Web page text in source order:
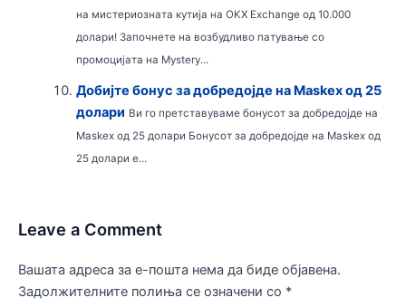
на мистериозната кутија на OKX Exchange од 10.000
долари! Започнете на возбудливо патување со
промоцијата на Mystery...
Добијте бонус за добредојде на Maskex од 25
долари Ви го претставуваме бонусот за добредојде на
Maskex од 25 долари Бонусот за добредојде на Maskex од
25 долари е...
Leave a Comment
Вашата адреса за е-пошта нема да биде објавена.
Задолжителните полиња се означени со *